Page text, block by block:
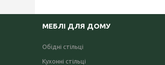
МЕБЛІ ДЛЯ ДОМУ
Обідні стільці
Кухонні стільці